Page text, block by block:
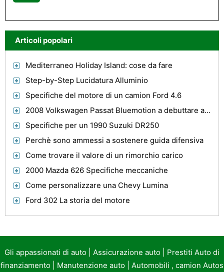
Articoli popolari
Mediterraneo Holiday Island: cose da fare
Step-by-Step Lucidatura Alluminio
Specifiche del motore di un camion Ford 4.6
2008 Volkswagen Passat Bluemotion a debuttare al Salone dell'Auto di Ginevra
Specifiche per un 1990 Suzuki DR250
Perchè sono ammessi a sostenere guida difensiva
Come trovare il valore di un rimorchio carico
2000 Mazda 626 Specifiche meccaniche
Come personalizzare una Chevy Lumina
Ford 302 La storia del motore
Gli appassionati di auto Assicurazione auto
Prestiti Auto di
finanziamento
Manutenzione auto Automobili , camion Autos